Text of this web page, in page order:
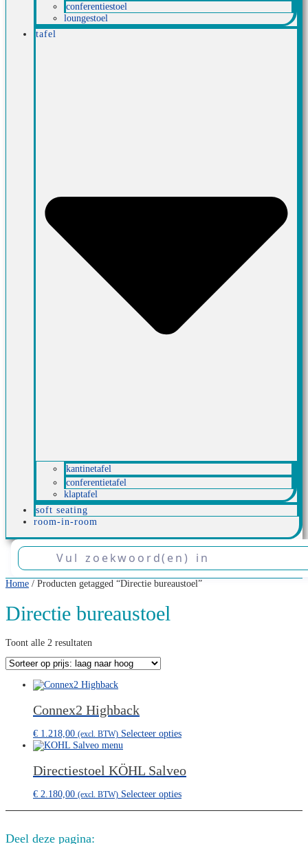
conferentiestoel
loungestoel
tafel
kantinetafel
conferentietafel
klaptafel
soft seating
room-in-room
Home / Producten getagged “Directie bureaustoel”
Directie bureaustoel
Toont alle 2 resultaten
prijs:
naar
Connex2 Highback
€ 1.218,00 (excl. BTW) Selecteer opties
Directiestoel KÖHL Salveo
€ 2.180,00 (excl. BTW) Selecteer opties
Deel deze pagina: